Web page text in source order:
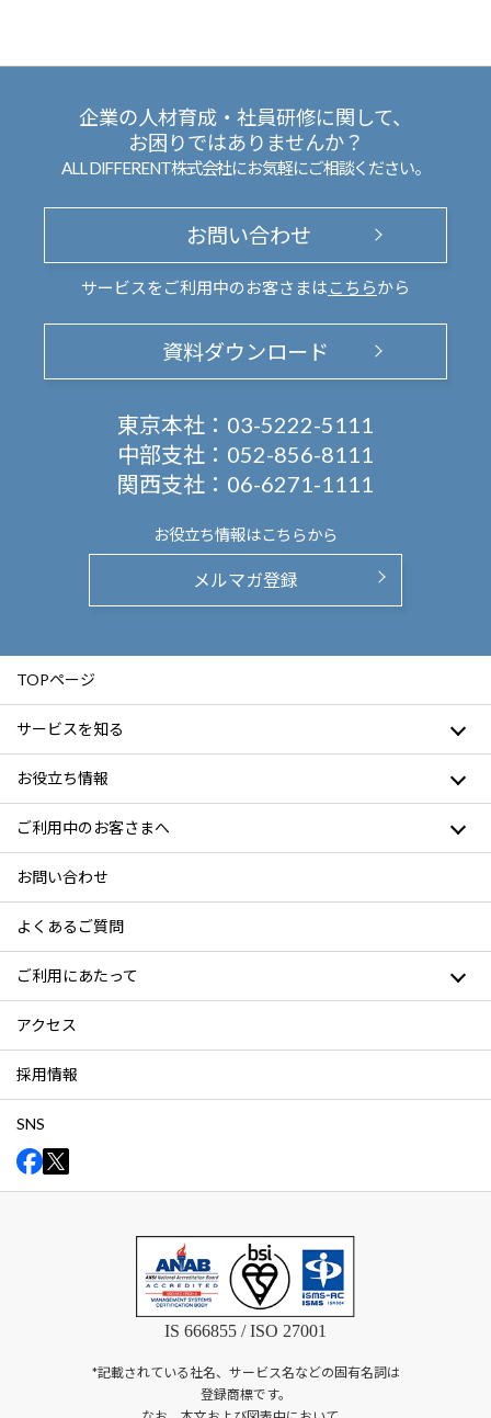
企業の人材育成・社員研修に関して、
お困りではありませんか？
ALL DIFFERENT株式会社にお気軽にご相談ください。
お問い合わせ
サービスをご利用中のお客さまは こちらから
資料ダウンロード
東京本社： 03-5222-5111
中部支社： 052-856-8111
関西支社： 06-6271-1111
お役立ち情報はこちらから
メルマガ登録
TOPページ
サービスを知る
お役立ち情報
ご利用中のお客さまへ
お問い合わせ
よくあるご質問
ご利用にあたって
アクセス
採用情報
SNS
IS 666855 / ISO 27001
*記載されている社名、サービス名などの固有名詞は
登録商標です。